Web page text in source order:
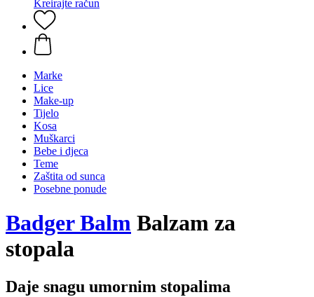
Kreirajte račun
Marke
Lice
Make-up
Tijelo
Kosa
Muškarci
Bebe i djeca
Teme
Zaštita od sunca
Posebne ponude
Badger Balm Balzam za
stopala
Daje snagu umornim stopalima